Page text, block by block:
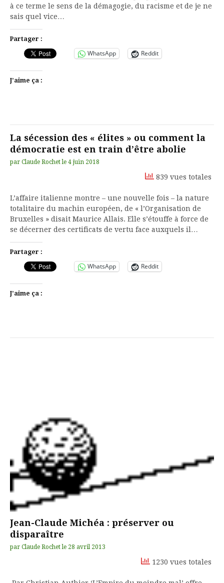
à ce terme le sens de la démagogie, du racisme et de je ne
sais quel vice…
Partager :
WhatsApp Reddit
J’aime ça :
La sécession des « élites » ou comment la
démocratie est en train d’être abolie
par Claude Rochet le 4 juin 2018
839 vues totales
L’affaire italienne montre – une nouvelle fois – la nature
totalitaire du machin européen, de « l’Organisation de
Bruxelles » disait Maurice Allais. Elle s’étouffe à force de
se décerner des certificats de vertu face auxquels il…
Partager :
WhatsApp Reddit
J’aime ça :
Jean-Claude Michéa : préserver ou
disparaître
par Claude Rochet le 28 avril 2013
1230 vues totales